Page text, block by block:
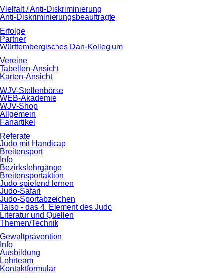
Vielfalt / Anti-Diskriminierung
Anti-Diskriminierungsbeauftragte
Erfolge
Partner
Württembergisches Dan-Kollegium
Vereine
Tabellen-Ansicht
Karten-Ansicht
WJV-Stellenbörse
WEB-Akademie
WJV-Shop
Allgemein
Fanartikel
Referate
Judo mit Handicap
Breitensport
Info
Bezirkslehrgänge
Breitensportaktion
Judo spielend lernen
Judo-Safari
Judo-Sportabzeichen
Taiso - das 4. Element des Judo
Literatur und Quellen
Themen/Technik
Gewaltprävention
Info
Ausbildung
Lehrteam
Kontaktformular